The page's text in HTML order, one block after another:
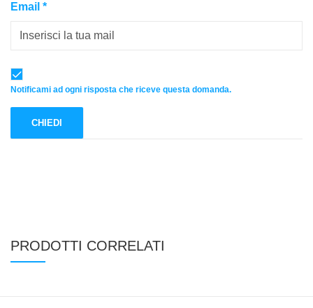
Email *
Notificami ad ogni risposta che riceve questa domanda.
PRODOTTI CORRELATI